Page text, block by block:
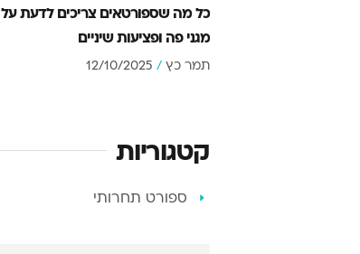
כל מה שספורטאים צריכים לדעת על
מגני פה ופציעות שיניים
תמר כץ
קטגוריות
ספורט תחרותי